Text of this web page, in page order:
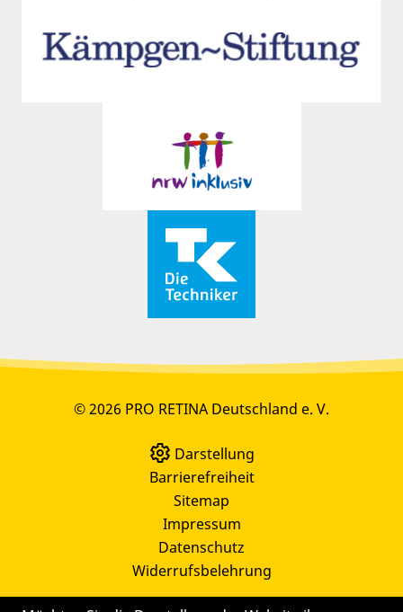
© 2026 PRO RETINA Deutschland e. V.
Darstellung
Barrierefreiheit
Sitemap
Impressum
Datenschutz
Widerrufsbelehrung